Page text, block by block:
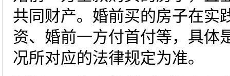
共同财产。婚前买的房子在实
资、婚前一方付首付等，具体
况所对应的法律规定为准。